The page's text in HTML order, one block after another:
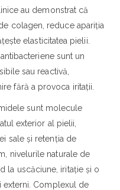
au demonstrat că
colagen, reduce apariția
elasticitatea pielii.
sunt un
sau reactivă,
fără a provoca iritații.
sunt molecule
exterior al pielii,
sale și retenția de
nivelurile naturale de
la uscăciune, iritație și o
externi. Complexul de